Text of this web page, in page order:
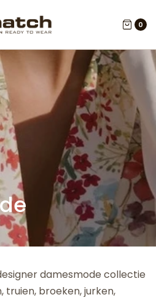
0
damesmode collectie
truien, broeken, jurken,